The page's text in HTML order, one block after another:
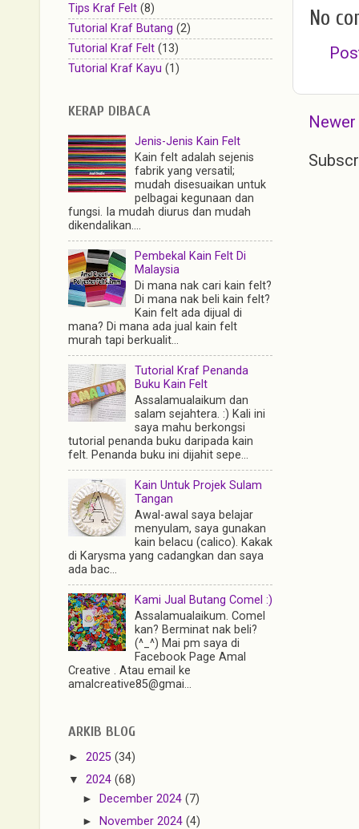
No
Tips Kraf Felt (8)
Tutorial Kraf Butang (2)
Tutorial Kraf Felt (13)
Tutorial Kraf Kayu (1)
KERAP DIBACA
Jenis-Jenis Kain Felt
Kain felt adalah sejenis
fabrik yang versatil;
mudah disesuaikan untuk
pelbagai kegunaan dan
fungsi. Ia mudah diurus dan mudah
dikendalikan....
Pembekal Kain Felt Di
Malaysia
Di mana nak cari kain felt?
Di mana nak beli kain felt?
Kain felt ada dijual di
mana? Di mana ada jual kain felt
murah tapi berkualit...
Tutorial Kraf Penanda
Buku Kain Felt
Assalamualaikum dan
salam sejahtera. :) Kali ini
saya mahu berkongsi
tutorial penanda buku daripada kain
felt. Penanda buku ini dijahit sepe...
Kain Untuk Projek Sulam
Tangan
Awal-awal saya belajar
menyulam, saya gunakan
kain belacu (calico). Kakak
di Karysma yang cadangkan dan saya
ada bac...
Kami Jual Butang Comel :)
Assalamualaikum. Comel
kan? Berminat nak beli?
(^_^) Mai pm saya di
Facebook Page Amal
Creative . Atau email ke
amalcreative85@gmai...
ARKIB BLOG
► 2025 (34)
▼ 2024 (68)
► December 2024(7)
►November 2024(4)